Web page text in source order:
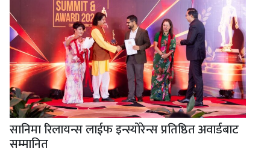
सानिमा रिलायन्स लाईफ इन्स्योरेन्स प्रतिष्ठित अवार्डबाट
सम्मानित